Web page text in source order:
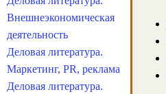
Внешнеэкономическая
деятельность
Деловая литература.
Маркетинг, PR, реклама
Деловая литература.